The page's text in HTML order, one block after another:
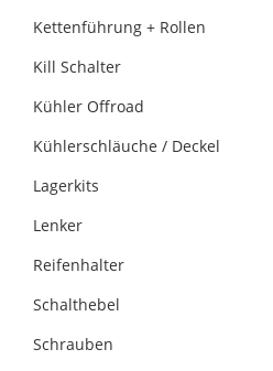
Kettenführung + Rollen
Kill Schalter
Kühler Offroad
Kühlerschläuche / Deckel
Lagerkits
Lenker
Reifenhalter
Schalthebel
Schrauben